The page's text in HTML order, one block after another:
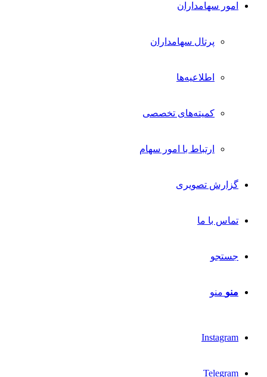
امور سهامداران
پرتال سهامداران
اطلاعیه‌ها
کمیته‌های تخصصی
ارتباط با امور سهام
گزارش تصویری
تماس با ما
جستجو
منو منو
Instagram
Telegram